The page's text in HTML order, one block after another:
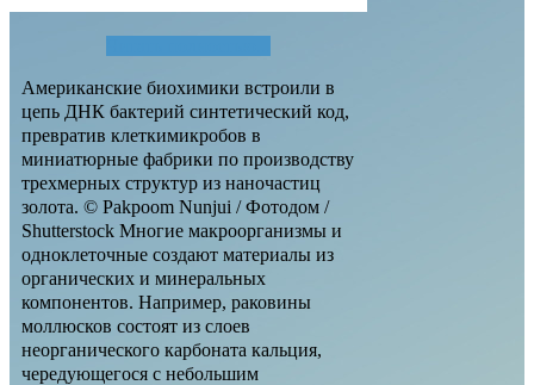
Американские биохимики встроили в
цепь ДНК бактерий синтетический код,
превратив клеткимикробов в
миниатюрные фабрики по производству
трехмерных структур из наночастиц
золота. © Pakpoom Nunjui / Фотодом /
Shutterstock Многие макроорганизмы и
одноклеточные создают материалы из
органических и минеральных
компонентов. Например, раковины
моллюсков состоят из слоев
неорганического карбоната кальция,
чередующегося с небольшим